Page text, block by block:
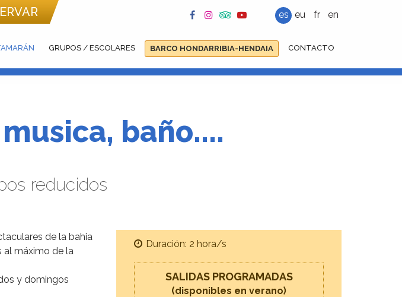
es eu fr en
GRUPOS / ESCOLARES BARCO HONDARRIBIA-HENDAIA CONTACTO
baño....
reducidos
Duración: 2 hora/s
SALIDAS PROGRAMADAS
(disponibles en verano)
de la bahia
al máximo de la
y domingos